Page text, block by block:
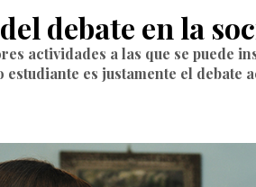
debate en la
actividades a las que se puede
es justamente el debate